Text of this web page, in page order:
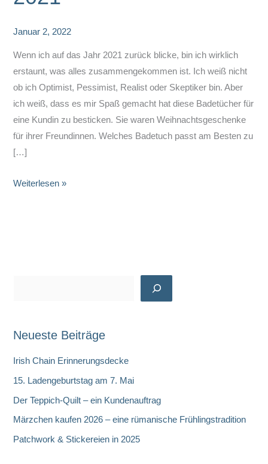
Januar 2, 2022
Wenn ich auf das Jahr 2021 zurück blicke, bin ich wirklich
erstaunt, was alles zusammengekommen ist. Ich weiß nicht
ob ich Optimist, Pessimist, Realist oder Skeptiker bin. Aber
ich weiß, dass es mir Spaß gemacht hat diese Badetücher für
eine Kundin zu besticken. Sie waren Weihnachtsgeschenke
für ihrer Freundinnen. Welches Badetuch passt am Besten zu
[…]
Stickereien
Weiterlesen »
h
Neueste Beiträge
Irish Chain Erinnerungsdecke
15. Ladengeburtstag am 7. Mai
Der Teppich-Quilt – ein Kundenauftrag
Märzchen kaufen 2026 – eine rümanische Frühlingstradition
Patchwork & Stickereien in 2025